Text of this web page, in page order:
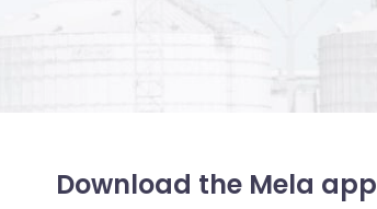
Download the Mela app